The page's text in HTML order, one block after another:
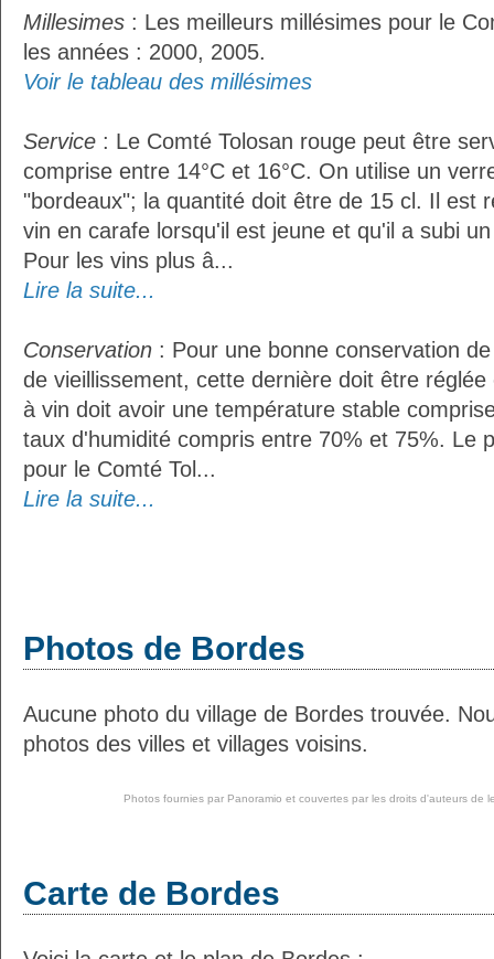
Millesimes : Les meilleurs millésimes pour le
les années : 2000, 2005.
Voir le tableau des millésimes
Service : Le Comté Tolosan rouge peut être
comprise entre 14°C et 16°C. On utilise un
"bordeaux"; la quantité doit être de 15 cl. Il est
vin en carafe lorsqu'il est jeune et qu'il a subi
Pour les vins plus â...
Lire la suite...
Conservation : Pour une bonne conservation
de vieillissement, cette dernière doit être réglée
à vin doit avoir une température stable
taux d'humidité compris entre 70% et 75%. Le
pour le Comté Tol...
Lire la suite...
Photos de Bordes
Aucune photo du village de Bordes trouvée.
photos des villes et villages voisins.
Photos fournies par Panoramio et couvertes par les droits d'auteurs de
Carte de Bordes